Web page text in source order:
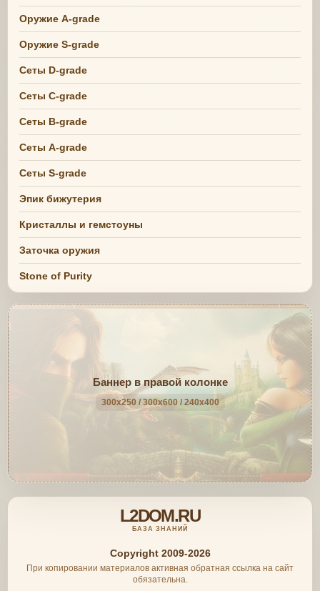
Оружие A-grade
Оружие S-grade
Сеты D-grade
Сеты C-grade
Сеты B-grade
Сеты A-grade
Сеты S-grade
Эпик бижутерия
Кристаллы и гемстоуны
Заточка оружия
Stone of Purity
Баннер в правой колонке
300x250 / 300x600 / 240x400
L2DOM.RU
БАЗА ЗНАНИЙ
Copyright 2009-2026
При копировании материалов активная обратная ссылка на сайт
обязательна.